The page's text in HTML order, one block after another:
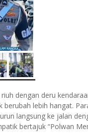
dengan deru
berubah lebih hangat.
langsung ke jalan
bertajuk “Polwan